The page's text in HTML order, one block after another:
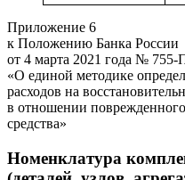
Приложение 6
к Положению Банка России
от 4 марта 2021 года № 755-
«О единой методике
расходов на
в отношении
средства»
Номенклатура